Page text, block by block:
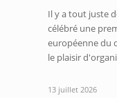
Il y a tout juste
célébré une
européenne du
le plaisir
13 juillet 2026